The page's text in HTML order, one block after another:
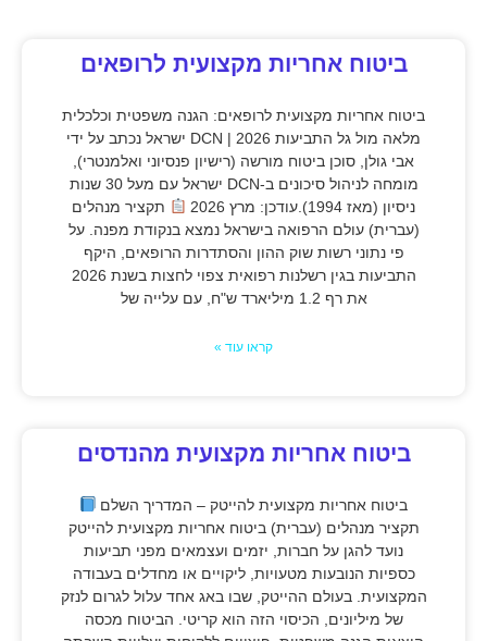
ביטוח אחריות מקצועית לרופאים
ביטוח אחריות מקצועית לרופאים: הגנה משפטית וכלכלית
מלאה מול גל התביעות 2026 | DCN ישראל נכתב על ידי
אבי גולן, סוכן ביטוח מורשה (רישיון פנסיוני ואלמנטרי),
מומחה לניהול סיכונים ב-DCN ישראל עם מעל 30 שנות
ניסיון (מאז 1994).עודכן: מרץ 2026
תקציר מנהלים
(עברית) עולם הרפואה בישראל נמצא בנקודת מפנה. על
פי נתוני רשות שוק ההון והסתדרות הרופאים, היקף
התביעות בגין רשלנות רפואית צפוי לחצות בשנת 2026
את רף 1.2 מיליארד ש"ח, עם עלייה של
קראו עוד »
ביטוח אחריות מקצועית מהנדסים
ביטוח אחריות מקצועית להייטק – המדריך השלם
תקציר מנהלים (עברית) ביטוח אחריות מקצועית להייטק
נועד להגן על חברות, יזמים ועצמאים מפני תביעות
כספיות הנובעות מטעויות, ליקויים או מחדלים בעבודה
המקצועית. בעולם ההייטק, שבו באג אחד עלול לגרום לנזק
של מיליונים, הכיסוי הזה הוא קריטי. הביטוח מכסה